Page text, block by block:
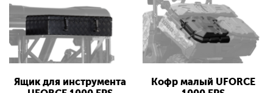
Ящик для инструмента
Кофр малый UFORCE